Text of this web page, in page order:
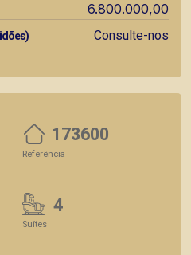
6.800.000,00
Consulte-nos
173600
Referência
4
Suítes